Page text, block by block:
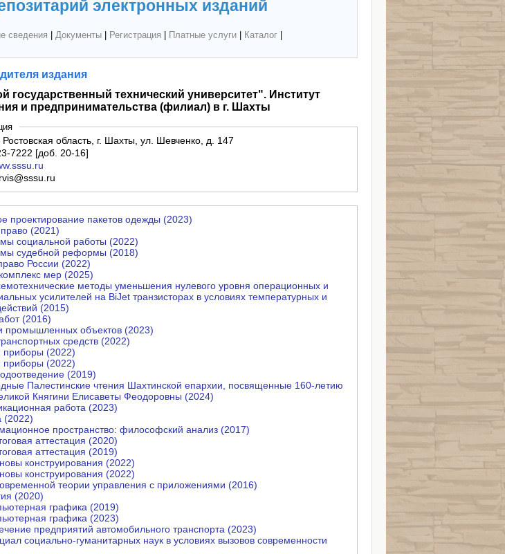
электронных изданий
сведения Документы| Регистрация Платные услуги| Каталог|
издания
технический университет". Институт
и предпринимательства (филиал) в г. Шахты
область, г. Шахты, ул. Шевченко, д. 147
7222 [доб. 20-16]
проектирование пакетов одежды (2023)
(2021)
социальной работы (2022)
судебной реформы (2018)
России (2022)
мер (2025)
методы уменьшения нулевого уровня операционных и
усилителей на BiJet транзисторах в условиях температурных и
(2015)
(2016)
промышленных объектов (2023)
средств (2022)
(2022)
(2022)
(2019)
Палестинские чтения Шахтинской епархии, посвященные 160-летию
Княгини Елисаветы Феодоровны (2024)
работа (2023)
(2022)
пространство: философский анализ (2017)
аттестация (2020)
аттестация (2019)
конструирования (2022)
конструирования (2022)
теории управления с приложениями (2016)
(2020)
графика (2019)
графика (2023)
предприятий автомобильного транспорта (2023)
социально-гуманитарных наук в условиях вызовов современности